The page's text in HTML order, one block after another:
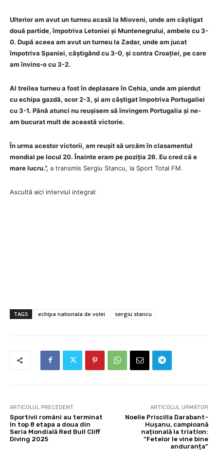
Ulterior am avut un turneu acasă la Mioveni, unde am câștigat
două partide, împotriva Letoniei și Muntenegrului, ambele cu 3-
0. După aceea am avut un turneu la Zadar, unde am jucat
împotriva Spaniei, câștigând cu 3-0, și contra Croației, pe care
am învins-o cu 3-2.
Al treilea turneu a fost în deplasare în Cehia, unde am pierdut
cu echipa gazdă, scor 2-3, și am câștigat împotriva Portugaliei
cu 3-1. Până atunci nu reușisem să învingem Portugalia și ne-
am bucurat mult de această victorie.
În urma acestor victorii, am reușit să urcăm în clasamentul
mondial pe locul 20. Înainte eram pe poziția 26. Eu cred că e
mare lucru.”, a transmis Sergiu Stancu, la Sport Total FM.
Ascultă aici interviul integral:
TAGS echipa nationala de volei sergiu stancu
ARTICOLUL PRECEDENT
Sportivii români au terminat
în top 8 etapa a doua din
Seria Mondială Red Bull Cliff
Diving 2025
ARTICOLUL URMĂTOR
Noelle Priscilla Darabant-
Hușanu, campioană
națională la triatlon:
“Fetelor le vine bine
anduranța”